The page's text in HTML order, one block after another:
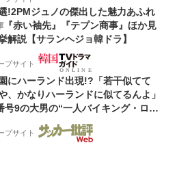
!2PMジュノの傑出した魅力あふれ
『赤い袖先』『テプン商事』ほか見
解説【サランヘジョ韓ドラ】
プサイト
にハーランド出現!?「若干似てて
、かなりハーランドに似てるんよ」
号9の大男の“一人バイキング・ロ
話題!「元気をもらった」
プサイト